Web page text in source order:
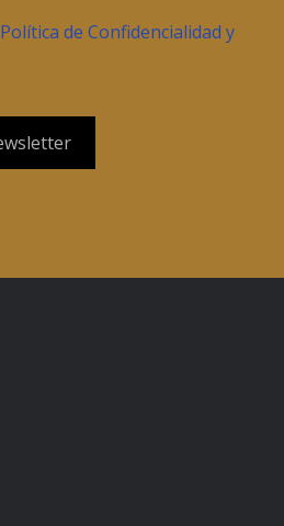
Política de Confidencialidad y